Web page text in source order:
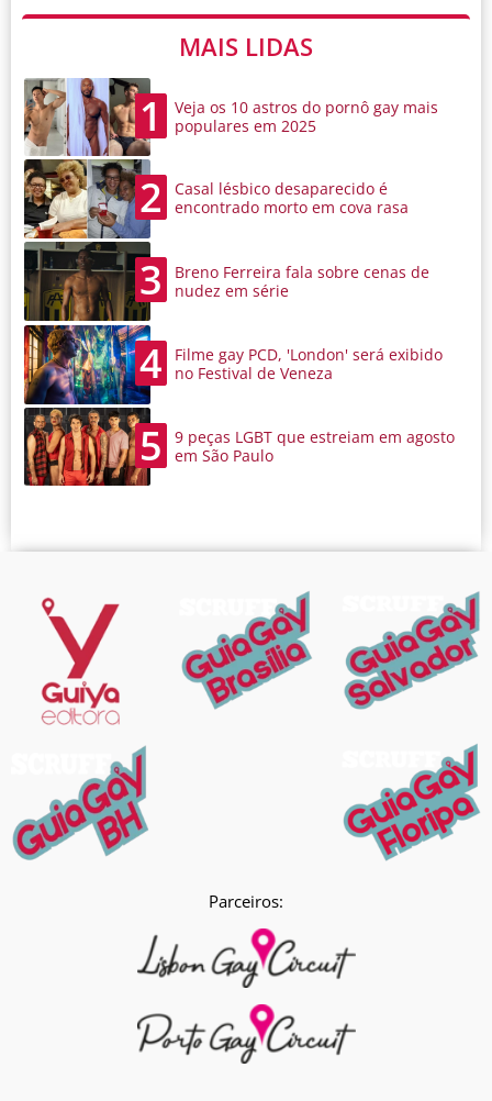
MAIS LIDAS
1
Veja os 10 astros do pornô gay mais
populares em 2025
2
Casal lésbico desaparecido é
encontrado morto em cova rasa
3
Breno Ferreira fala sobre cenas de
nudez em série
4
Filme gay PCD, 'London' será exibido
no Festival de Veneza
5
9 peças LGBT que estreiam em agosto
em São Paulo
Parceiros: